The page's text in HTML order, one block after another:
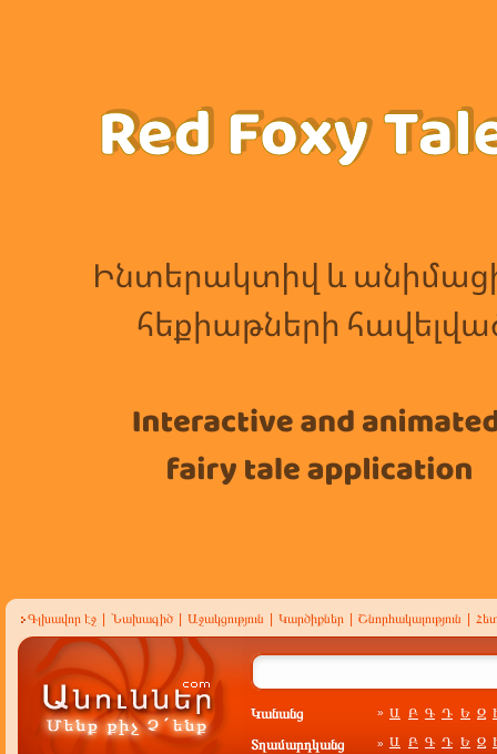
Գլխավոր էջ Նախագիծ Աջակցություն Կարծիքներ Շնորհակալություն
Կանանց » Ա Բ Գ Դ Ե Զ
Տղամարդկանց » Ա Բ Գ Դ Ե Զ